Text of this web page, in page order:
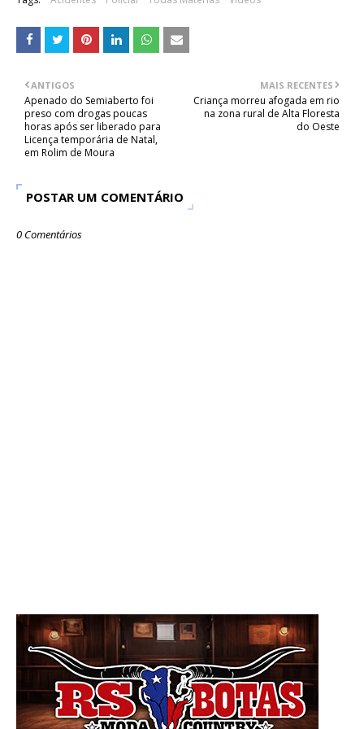
MAIS RECENTES
Criança morreu afogada em rio
na zona rural de Alta Floresta
do Oeste
ANTIGOS
Apenado do Semiaberto foi
preso com drogas poucas
horas após ser liberado para
Licença temporária de Natal,
em Rolim de Moura
POSTAR UM COMENTÁRIO
0 Comentários